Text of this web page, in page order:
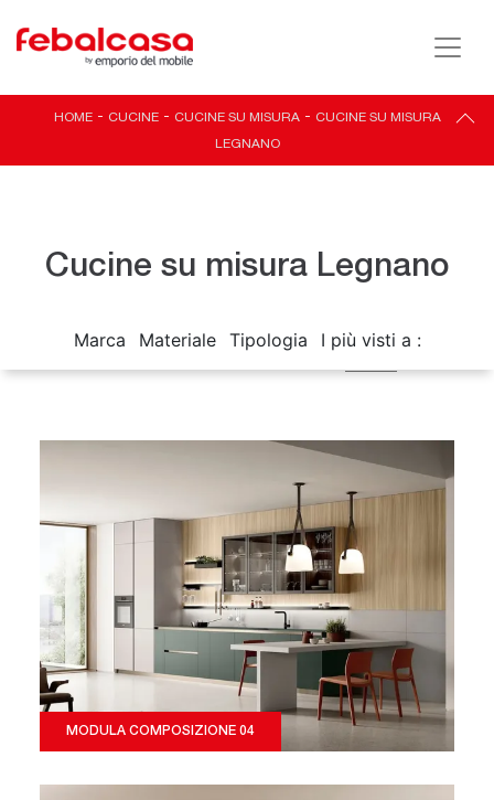
HOME- CUCINE- CUCINE SU MISURA- CUCINE SU MISURA
LEGNANO
Cucine su misura Legnano
Marca Materiale Tipologia I più visti a :
MODULA COMPOSIZIONE 04